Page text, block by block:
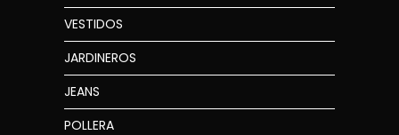
VESTIDOS
JARDINEROS
JEANS
POLLERA